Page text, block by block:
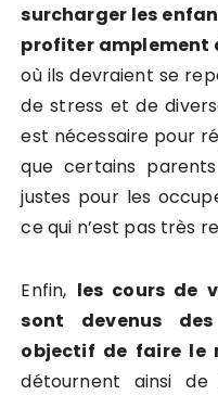
surcharger les
profiter amplement
où ils devraient se
de stress et de
est nécessaire pour
que certains
justes pour les
ce qui n’est pas très
Enfin, les cours de
sont devenus
objectif de faire le
détournent ainsi